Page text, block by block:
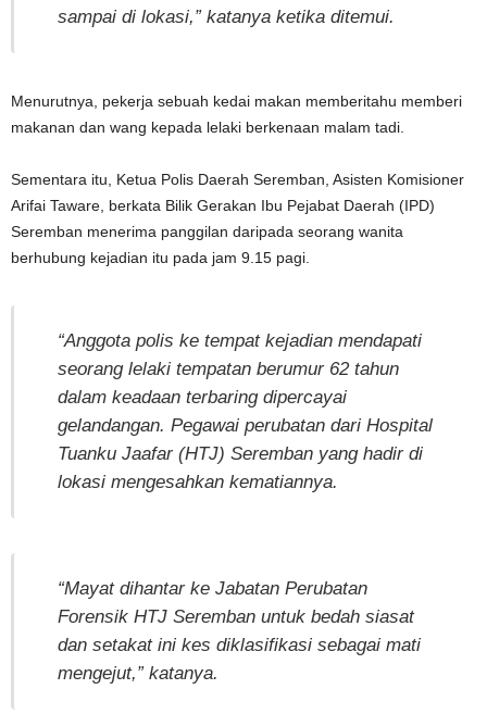
sampai di lokasi,” katanya ketika ditemui.
Menurutnya, pekerja sebuah kedai makan memberitahu memberi
makanan dan wang kepada lelaki berkenaan malam tadi.
Sementara itu, Ketua Polis Daerah Seremban, Asisten Komisioner
Arifai Taware, berkata Bilik Gerakan Ibu Pejabat Daerah (IPD)
Seremban menerima panggilan daripada seorang wanita
berhubung kejadian itu pada jam 9.15 pagi.
“Anggota polis ke tempat kejadian mendapati
seorang lelaki tempatan berumur 62 tahun
dalam keadaan terbaring dipercayai
gelandangan. Pegawai perubatan dari Hospital
Tuanku Jaafar (HTJ) Seremban yang hadir di
lokasi mengesahkan kematiannya.
“Mayat dihantar ke Jabatan Perubatan
Forensik HTJ Seremban untuk bedah siasat
dan setakat ini kes diklasifikasi sebagai mati
mengejut,” katanya.